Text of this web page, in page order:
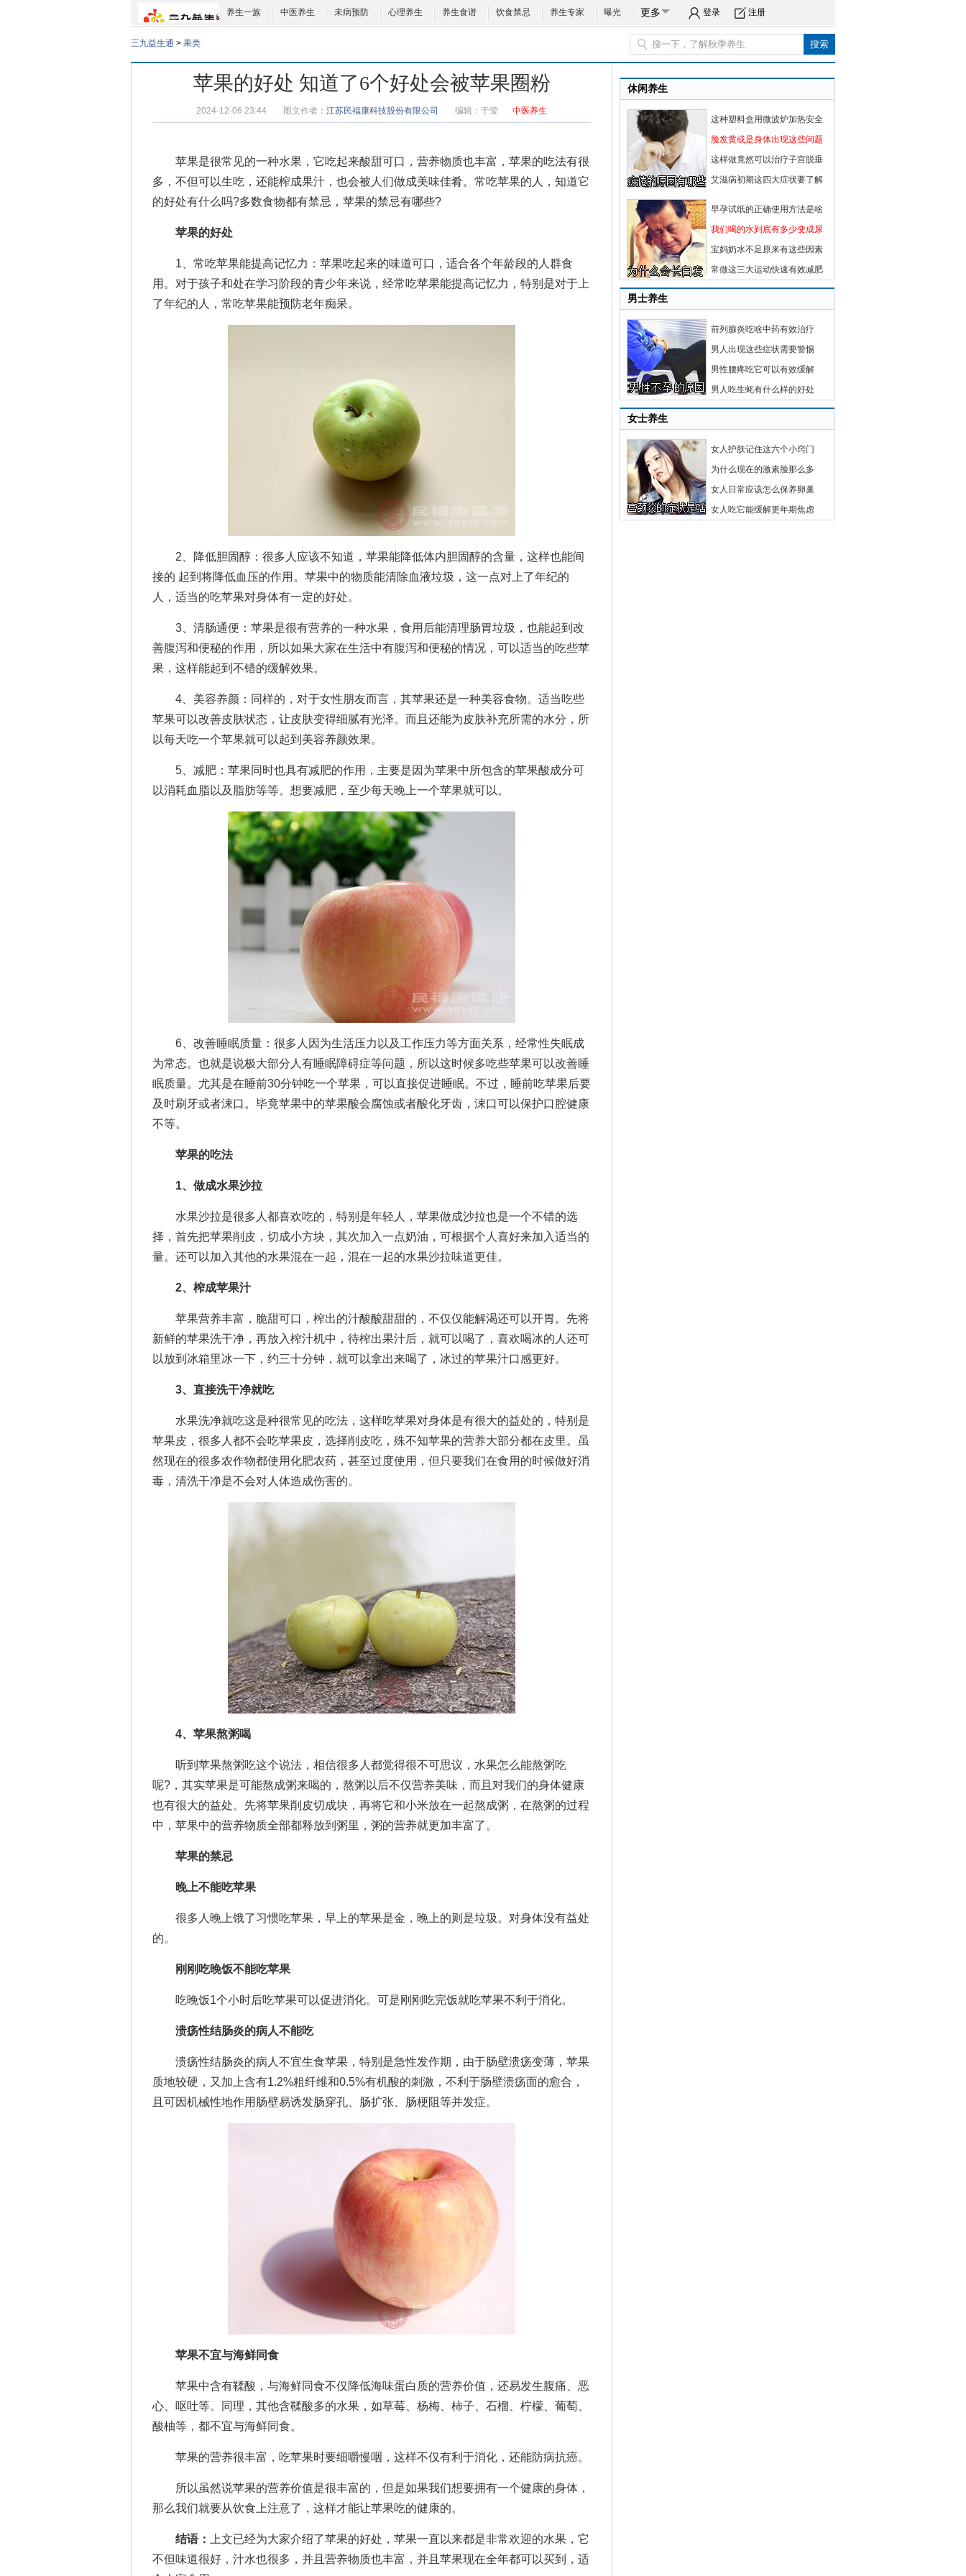
养生一族 中医养生 未病预防 心理养生 养生食谱 饮食禁忌 养生专家 曝光 更多 登录 注册
三九益生通 > 果类
苹果的好处 知道了6个好处会被苹果圈粉
2024-12-06 23:44 图文作者： 江苏民福康科技股份有限公司 编辑： 于莹 中医养生
苹果是很常见的一种水果，它吃起来酸甜可口，营养物质也丰富， 苹果的吃法有很
多，不但可以生吃，还能榨成果汁，也会被人们做成美味佳肴。常吃苹果的人，知道它
的好处有什么吗?多数食物都有禁忌， 苹果的禁忌有哪些?
苹果的好处
1、常吃苹果能提高记忆力：苹果吃起来的味道可口，适合各个年龄段的人群食
用。对于孩子和处在学习阶段的青少年来说，经常吃苹果能提高记忆力，特别是对于上
了年纪的人，常吃苹果能预防老年痴呆。
2、降低胆固醇：很多人应该不知道，苹果能降低体内胆固醇的含量，这样也能间
接的 起到将降低血压的作用。苹果中的物质能清除血液垃圾，这一点对上了年纪的
人，适当的吃苹果对身体有一定的好处。
3、清肠通便：苹果是很有营养的一种水果，食用后能清理肠胃垃圾，也能起到改
善腹泻和便秘的作用，所以如果大家在生活中有腹泻和便秘的情况，可以适当的吃些苹
果，这样能起到不错的缓解效果。
4、美容养颜：同样的，对于女性朋友而言，其苹果还是一种美容食物。适当吃些
苹果可以改善皮肤状态，让皮肤变得细腻有光泽。而且还能为皮肤补充所需的水分，所
以每天吃一个苹果就可以起到美容养颜效果。
5、减肥：苹果同时也具有减肥的作用，主要是因为苹果中所包含的苹果酸成分可
以消耗血脂以及脂肪等等。想要减肥，至少每天晚上一个苹果就可以。
6、改善睡眠质量：很多人因为生活压力以及工作压力等方面关系，经常性失眠成
为常态。也就是说极大部分人有睡眠障碍症等问题，所以这时候多吃些苹果可以改善睡
眠质量。尤其是在睡前30分钟吃一个苹果，可以直接促进睡眠。不过，睡前吃苹果后要
及时刷牙或者涑口。毕竟苹果中的苹果酸会腐蚀或者酸化牙齿，涑口可以保护口腔健康
不等。
苹果的吃法
1、做成水果沙拉
水果沙拉是很多人都喜欢吃的，特别是年轻人，苹果做成沙拉也是一个不错的选
择，首先把苹果削皮，切成小方块，其次加入一点奶油，可根据个人喜好来加入适当的
量。还可以加入其他的水果混在一起，混在一起的水果沙拉味道更佳。
2、榨成苹果汁
苹果营养丰富，脆甜可口，榨出的汁酸酸甜甜的，不仅仅能解渴还可以开胃。先将
新鲜的苹果洗干净，再放入榨汁机中，待榨出果汁后，就可以喝了，喜欢喝冰的人还可
以放到冰箱里冰一下，约三十分钟，就可以拿出来喝了，冰过的苹果汁口感更好。
3、直接洗干净就吃
水果洗净就吃这是种很常见的吃法，这样吃苹果对身体是有很大的益处的，特别是
苹果皮，很多人都不会吃苹果皮，选择削皮吃，殊不知苹果的营养大部分都在皮里。虽
然现在的很多农作物都使用化肥农药，甚至过度使用，但只要我们在食用的时候做好消
毒，清洗干净是不会对人体造成伤害的。
4、苹果熬粥喝
听到苹果熬粥吃这个说法，相信很多人都觉得很不可思议，水果怎么能熬粥吃
呢?，其实苹果是可能熬成粥来喝的，熬粥以后不仅营养美味，而且对我们的身体健康
也有很大的益处。先将苹果削皮切成块，再将它和小米放在一起熬成粥，在熬粥的过程
中，苹果中的营养物质全部都释放到粥里，粥的营养就更加丰富了。
苹果的禁忌
晚上不能吃苹果
很多人晚上饿了习惯吃苹果，早上的苹果是金，晚上的则是垃圾。对身体没有益处
的。
刚刚吃晚饭不能吃苹果
吃晚饭1个小时后吃苹果可以促进消化。可是刚刚吃完饭就吃苹果不利于消化。
溃疡性结肠炎的病人不能吃
溃疡性结肠炎的病人不宜生食苹果，特别是急性发作期，由于肠壁溃疡变薄，苹果
质地较硬，又加上含有1.2%粗纤维和0.5%有机酸的刺激，不利于肠壁溃疡面的愈合，
且可因机械性地作用肠壁易诱发肠穿孔、肠扩张、肠梗阻等并发症。
苹果不宜与海鲜同食
苹果中含有鞣酸，与海鲜同食不仅降低海味蛋白质的营养价值，还易发生腹痛、恶
心、呕吐等。同理，其他含鞣酸多的水果，如草莓、杨梅、柿子、石榴、柠檬、葡萄、
酸柚等，都不宜与海鲜同食。
苹果的营养很丰富，吃苹果时要细嚼慢咽，这样不仅有利于消化，还能防病抗癌。
所以虽然说苹果的营养价值是很丰富的，但是如果我们想要拥有一个健康的身体，
那么我们就要从饮食上注意了，这样才能让苹果吃的健康的。
结语：
上文已经为大家介绍了苹果的好处，苹果一直以来都是非常欢迎的水果，它
不但味道很好，汁水也很多，并且营养物质也丰富，并且苹果现在全年都可以买到，适
休闲养生
这种塑料盒用微波炉加热安全
脸发黄或是身体出现这些问题
这样做竟然可以治疗子宫脱垂
艾滋病初期这四大症状要了解
早孕试纸的正确使用方法是啥
我们喝的水到底有多少变成尿
宝妈奶水不足原来有这些因素
常做这三大运动快速有效减肥
男士养生
前列腺炎吃啥中药有效治疗
男人出现这些症状需要警惕
男性腰疼吃它可以有效缓解
男人吃生蚝有什么样的好处
女士养生
女人护肤记住这六个小窍门
为什么现在的激素脸那么多
女人日常应该怎么保养卵巢
女人吃它能缓解更年期焦虑